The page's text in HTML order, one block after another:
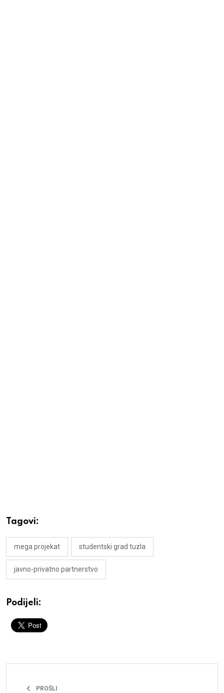
Tagovi:
mega projekat studentski grad tuzla
javno-privatno partnerstvo
Podijeli:
PROŠLI